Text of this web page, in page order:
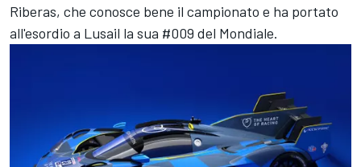
Riberas, che conosce bene il campionato e ha portato
all'esordio a Lusail la sua #009 del Mondiale.